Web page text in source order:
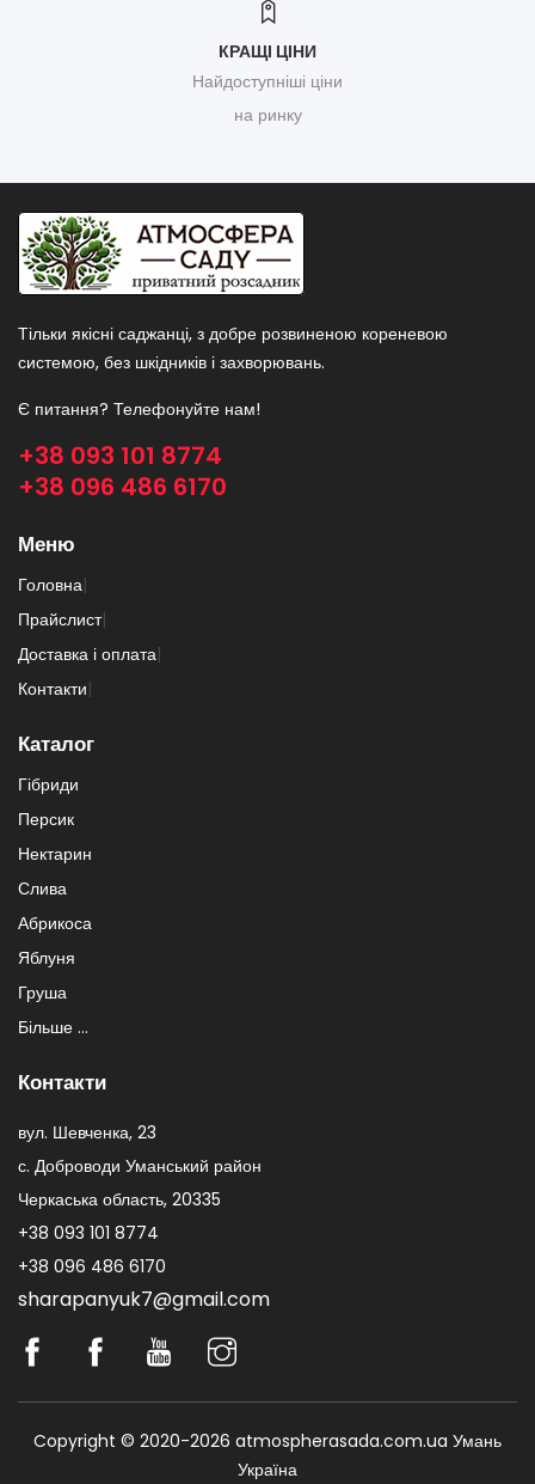
КРАЩІ ЦІНИ
Найдоступніші ціни
на ринку
Тільки якісні саджанці, з добре розвиненою кореневою
системою, без шкідників і захворювань.
Є питання? Телефонуйте нам!
+38 093 101 8774
+38 096 486 6170
Меню
Головна|
Прайслист|
Доставка і оплата|
Контакти|
Каталог
Гібриди
Персик
Нектарин
Слива
Абрикоса
Яблуня
Груша
Більше ...
Контакти
вул. Шевченка, 23
с. Доброводи Уманський район
Черкаська область, 20335
+38 093 101 8774
+38 096 486 6170
sharapanyuk7@gmail.com
Copyright © 2020-2026 atmospherasada.com.ua Умань
Україна